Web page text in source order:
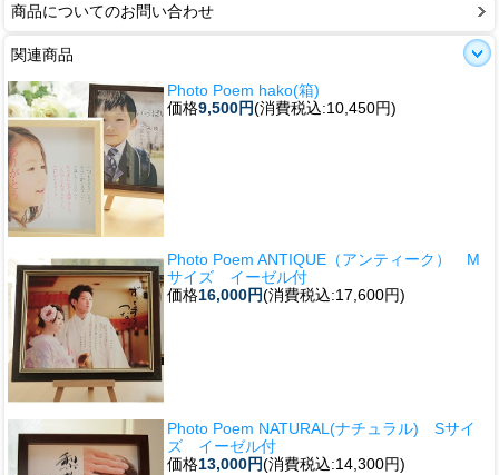
商品についてのお問い合わせ
関連商品
Photo Poem hako(箱)
価格9,500円(消費税込:10,450円)
Photo Poem ANTIQUE（アンティーク） M
サイズ イーゼル付
価格16,000円(消費税込:17,600円)
Photo Poem NATURAL(ナチュラル) Sサイ
ズ イーゼル付
価格13,000円(消費税込:14,300円)